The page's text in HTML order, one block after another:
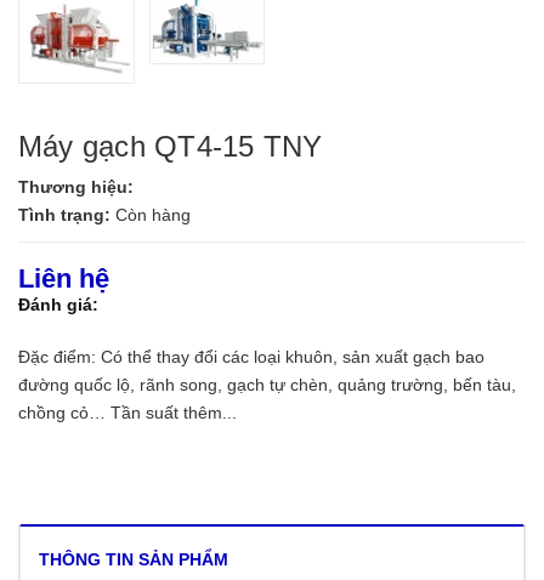
Máy gạch QT4-15 TNY
Thương hiệu:
Tình trạng: Còn hàng
Liên hệ
Đánh giá:
Đặc điểm: Có thể thay đổi các loại khuôn, sản xuất gạch bao
đường quốc lộ, rãnh song, gạch tự chèn, quảng trường, bến tàu,
chồng cỏ… Tần suất thêm...
THÔNG TIN SẢN PHẨM